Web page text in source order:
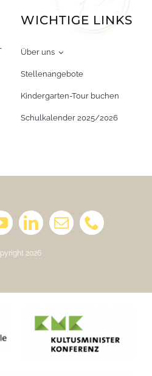
WICHTIGE LINKS
Über uns
Stellenangebote
Kindergarten-Tour buchen
Schulkalender 2025/2026
2026